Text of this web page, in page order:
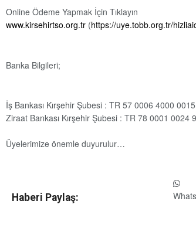
Online Ödeme Yapmak İçin Tıklayın
www.kirsehirtso.org.tr (https://uye.tobb.org.tr/
Banka Bilgileri;
İş Bankası Kırşehir Şubesi : TR 57 0006 4000
Ziraat Bankası Kırşehir Şubesi : TR 78 0001 0024
Üyelerimize önemle duyurulur…
Haberi Paylaş: